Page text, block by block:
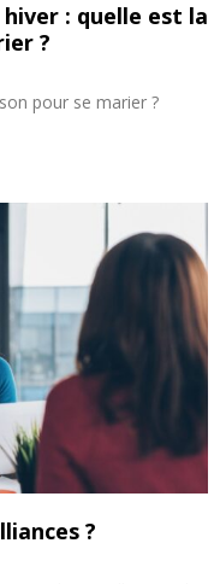
: quelle est la
?
pour se marier ?
?